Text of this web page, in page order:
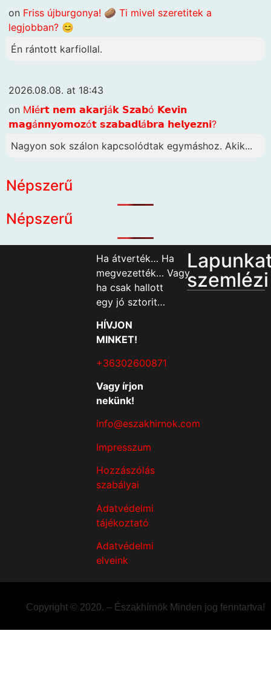
on Friss újburgonya! 🥔 Ti mivel szeretitek a
legjobban? 😊
Én rántott karfiollal.
2026.08.08. at 18:43
on M𝗶é𝗿𝘁 𝗻𝗲𝗺 𝗮𝗸𝗮𝗿𝗷á𝗸 𝗦𝘇𝗮𝗯ó 𝗞𝗲𝘃𝗶𝗻
𝗺𝗮𝗴á𝗻𝗻𝘆𝗼𝗺𝗼𝘇ó𝘁 𝘀𝘇𝗮𝗯𝗮𝗱𝗹á𝗯𝗿𝗮 𝗵𝗲𝗹𝘆𝗲𝘇𝗻𝗶?
Nagyon sok szálon kapcsolódtak egymáshoz. Akik...
Népszerű
Népszerű
Ha átverték… Ha
megvezették… Vagy
ha csak hallott
egy jó sztorit…
HÍVJON
MINKET!
+36302600871
Vagy írjon
nekünk!
info@eszakhirnok.com
Impresszum
Hozzászólás
szabályai
Adatvédelmi
tájékoztató
Adatvédelmi
elveink
szemlézi
Copyright © 2020. – Északhírnök Minden jog fenntartva!